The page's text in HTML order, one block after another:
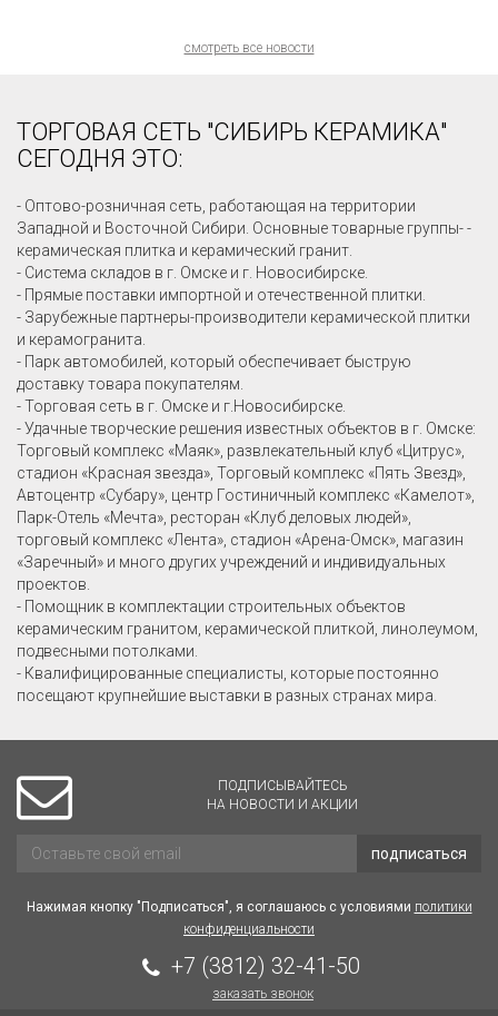
смотреть все новости
ТОРГОВАЯ СЕТЬ "СИБИРЬ КЕРАМИКА"
СЕГОДНЯ ЭТО:
- Оптово-розничная сеть, работающая на территории
Западной и Восточной Сибири. Основные товарные группы- -
керамическая плитка и керамический гранит.
- Система складов в г. Омске и г. Новосибирске.
- Прямые поставки импортной и отечественной плитки.
- Зарубежные партнеры-производители керамической плитки
и керамогранита.
- Парк автомобилей, который обеспечивает быструю
доставку товара покупателям.
- Торговая сеть в г. Омске и г.Новосибирске.
- Удачные творческие решения известных объектов в г. Омске:
Торговый комплекс «Маяк», развлекательный клуб «Цитрус»,
стадион «Красная звезда», Торговый комплекс «Пять Звезд»,
Автоцентр «Субару», центр Гостиничный комплекс «Камелот»,
Парк-Отель «Мечта», ресторан «Клуб деловых людей»,
торговый комплекс «Лента», стадион «Арена-Омск», магазин
«Заречный» и много других учреждений и индивидуальных
проектов.
- Помощник в комплектации строительных объектов
керамическим гранитом, керамической плиткой, линолеумом,
подвесными потолками.
- Квалифицированные специалисты, которые постоянно
посещают крупнейшие выставки в разных странах мира.
ПОДПИСЫВАЙТЕСЬ
НА НОВОСТИ И АКЦИИ
подписаться
Нажимая кнопку "Подписаться", я соглашаюсь с условиями политики
конфиденциальности
+7 (3812) 32-41-50
заказать звонок